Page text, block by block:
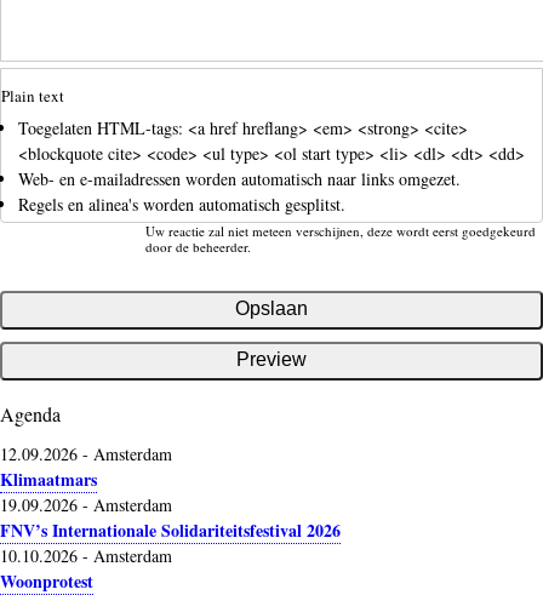
Plain text
Toegelaten HTML-tags: <a href hreflang> <em> <strong> <cite>
<blockquote cite> <code> <ul type> <ol start type> <li> <dl> <dt> <dd>
Web- en e-mailadressen worden automatisch naar links omgezet.
Regels en alinea's worden automatisch gesplitst.
Uw reactie zal niet meteen verschijnen, deze wordt eerst goedgekeurd
door de beheerder.
Agenda
12.09.2026 - Amsterdam
Klimaatmars
19.09.2026 - Amsterdam
FNV’s Internationale Solidariteitsfestival 2026
10.10.2026 - Amsterdam
Woonprotest